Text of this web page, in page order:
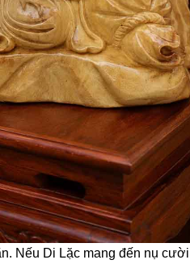
Nếu Di Lặc mang đến nụ